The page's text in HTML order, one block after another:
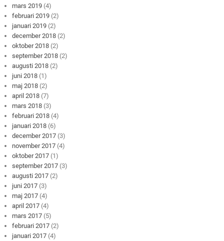
mars 2019 (4)
februari 2019 (2)
januari 2019 (2)
december 2018 (2)
oktober 2018 (2)
september 2018 (2)
augusti 2018 (2)
juni 2018 (1)
maj 2018 (2)
april 2018 (7)
mars 2018 (3)
februari 2018 (4)
januari 2018 (6)
december 2017 (3)
november 2017 (4)
oktober 2017 (1)
september 2017 (3)
augusti 2017 (2)
juni 2017 (3)
maj 2017 (4)
april 2017 (4)
mars 2017 (5)
februari 2017 (2)
januari 2017 (4)